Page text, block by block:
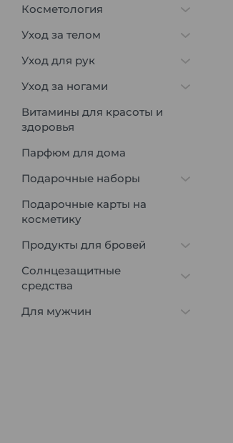
Косметология
Уход за телом
Уход для рук
Уход за ногами
Витамины для красоты и
здоровья
Парфюм для дома
Подарочные наборы
Подарочные карты на
косметику
Продукты для бровей
Солнцезащитные
средства
Для мужчин